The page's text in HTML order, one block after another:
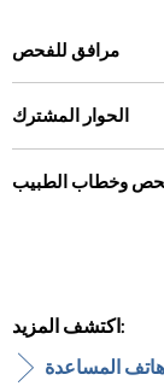
مرافق للفحص
الحوار المشترك
وخطاب الطبيب
اكتشف المزيد:
هاتف المساعدة